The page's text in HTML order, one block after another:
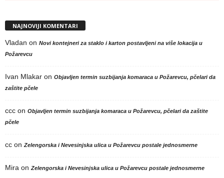
NAJNOVIJI KOMENTARI
Vladan on Novi kontejneri za staklo i karton postavljeni na više lokacija u
Požarevcu
Ivan Mlakar on Objavljen termin suzbijanja komaraca u Požarevcu, pčelari da
zaštite pčele
ccc on Objavljen termin suzbijanja komaraca u Požarevcu, pčelari da zaštite
pčele
cc on Zelengorska i Nevesinjska ulica u Požarevcu postale jednosmerne
Mira on Zelengorska i Nevesinjska ulica u Požarevcu postale jednosmerne